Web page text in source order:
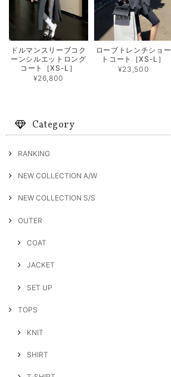
ドルマンスリーブコク
ーンシルエットロング
コート［XS-L］
¥26,800
ローブトレンチショー
トコート［XS-L］
¥23,500
Category
RANKING
NEW COLLECTION A/W
NEW COLLECTION S/S
OUTER
COAT
JACKET
SET UP
TOPS
KNIT
SHIRT